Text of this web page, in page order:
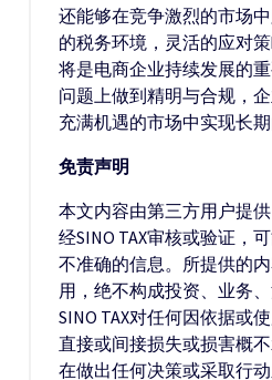
还能够在竞争激烈的市场
的税务环境，灵活的应对
将是电商企业持续发展的
问题上做到精明与合规，
充满机遇的市场中实现长期
免责声明
本文内容由第三方用户提
经SINO TAX审核或验证，
不准确的信息。所提供的
用，绝不构成投资、业务、
SINO TAX对任何因依据或
直接或间接损失或损害概
在做出任何决策或采取行